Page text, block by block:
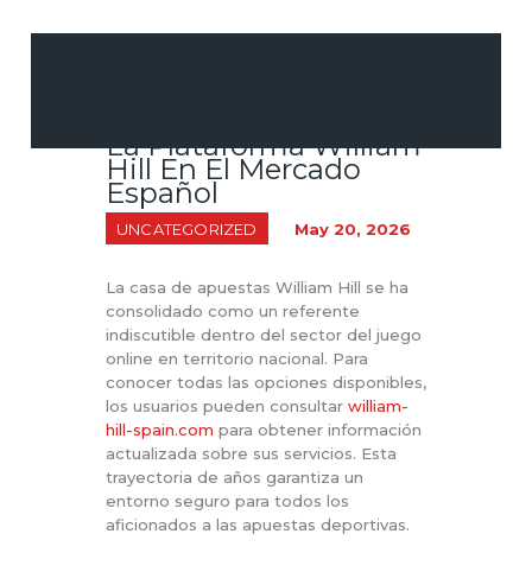
CUSTOM DECOR &
WALL ART
EVENT & PARTY
PRINT &
STATIONERY
PROMOTIONAL
MERCHANDISE
La Plataforma William
Hill En El Mercado
Español
UNCATEGORIZED May 20, 2026
La casa de apuestas William Hill se ha
consolidado como un referente
indiscutible dentro del sector del juego
online en territorio nacional. Para
conocer todas las opciones disponibles,
los usuarios pueden consultar william-
hill-spain.com para obtener información
actualizada sobre sus servicios. Esta
trayectoria de años garantiza un
entorno seguro para todos los
aficionados a las apuestas deportivas.